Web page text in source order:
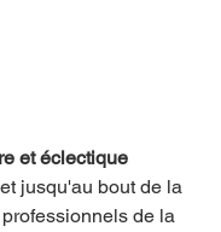
et éclectique
jusqu'au bout de la
de la